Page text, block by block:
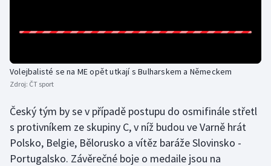
Veslování
Volejbal
Ostatní
Volejbalisté se na ME opět utkají s Bulharskem a Německem
Zdroj: ČT sport
Český tým by se v případě postupu do osmifinále střetl
s protivníkem ze skupiny C, v níž budou ve Varně hrát
Polsko, Belgie, Bělorusko a vítěz baráže Slovinsko -
Portugalsko. Závěrečné boje o medaile jsou na